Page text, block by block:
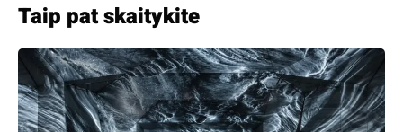
Taip pat skaitykite